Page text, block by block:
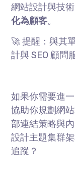
網站設計與技術
化為顧客。
🚀 提醒：與其
計與 SEO 顧問
如果你需要進
協助你規劃網
部連結策略與
設計主題集群
追蹤？